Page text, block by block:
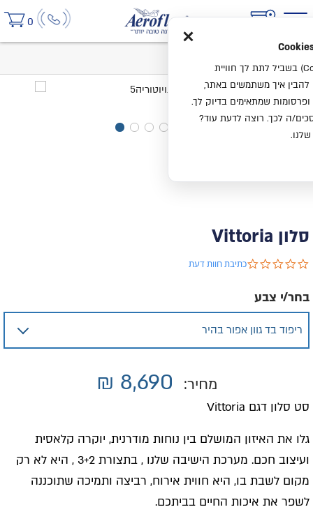
0
סלון Vittoria
0.0 star rating
כתיבת חוות דעת
סט סלון דגם Vittoria
גלו את האיזון המושלם בין נוחות מודרנית, יוקרה קלאסית
ועיצוב חכם. מערכת הישיבה שלנו , בתצורת 3+2 , היא לא רק
מקום לשבת בו, היא חווית אירוח, רביצה ותמיכה שתוכננה
לשפר את איכות החיים בביתכם.
בחר/י צבע
מחיר: 8,690
₪
×
אנחנו משתמשים בעוגיות (Cookies) בשביל לתת לך חוויית
להבין איך משתמשים באתר,
שמתאימים בדיוק לך.
ה לכך. רוצה לדעת עוד?